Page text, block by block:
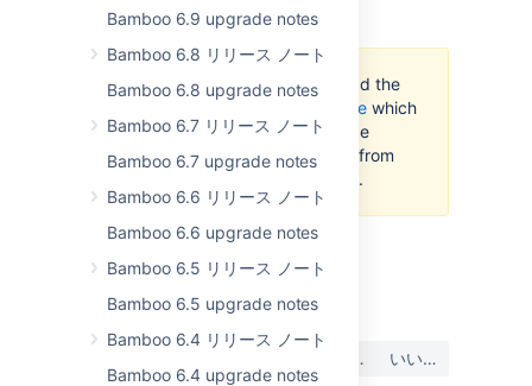
Bamboo 6.9 upgrade notes
Bamboo 6.8 リリース ノート
Bamboo 6.8 upgrade notes
Bamboo 6.7 リリース ノート
Bamboo 6.7 upgrade notes
Bamboo 6.6 リリース ノート
Bamboo 6.6 upgrade notes
Bamboo 6.5 リリース ノート
Bamboo 6.5 upgrade notes
Bamboo 6.4 リリース ノート
Bamboo 6.4 upgrade notes
upgrading to Bamboo 2.4.
Please ensure that you read the
Bamboo 2.0 upgrade guide which
contains important upgrade
instructions for upgrading from
earlier versions of Bamboo.
最終更新日: 2022 年 12 月 21 日
この内容はお役に立ちました
か?
はい いいえ